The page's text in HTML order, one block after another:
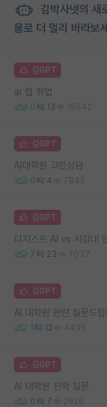
김박사넷의 새
물로 더 멀리 바라보
김GPT
ai 랩 취업
0 13 15542
김GPT
AI대학원 고민상담
0 4 7842
김GPT
디지스트 AI vs 서강대
7 23 7037
김GPT
AI 대학원 관련 질문드립
1 12 4435
김GPT
AI 대학원 진학 질문
0 7 2626